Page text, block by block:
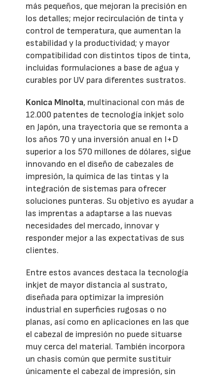
más pequeños, que mejoran la precisión en
los detalles; mejor recirculación de tinta y
control de temperatura, que aumentan la
estabilidad y la productividad; y mayor
compatibilidad con distintos tipos de tinta,
incluidas formulaciones a base de agua y
curables por UV para diferentes sustratos.
Konica Minolta, multinacional con más de
12.000 patentes de tecnología inkjet solo
en Japón, una trayectoria que se remonta a
los años 70 y una inversión anual en I+D
superior a los 570 millones de dólares, sigue
innovando en el diseño de cabezales de
impresión, la química de las tintas y la
integración de sistemas para ofrecer
soluciones punteras. Su objetivo es ayudar a
las imprentas a adaptarse a las nuevas
necesidades del mercado, innovar y
responder mejor a las expectativas de sus
clientes.
Entre estos avances destaca la tecnología
inkjet de mayor distancia al sustrato,
diseñada para optimizar la impresión
industrial en superficies rugosas o no
planas, así como en aplicaciones en las que
el cabezal de impresión no puede situarse
muy cerca del material. También incorpora
un chasis común que permite sustituir
únicamente el cabezal de impresión, sin